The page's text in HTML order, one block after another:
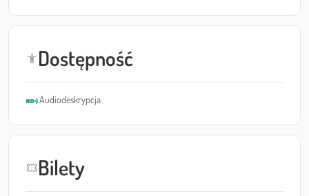
accessibility_newDostępność
audio_descriptionAudiodeskrypcja
confirmation_numberBilety